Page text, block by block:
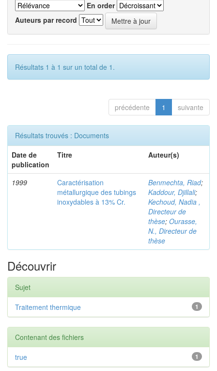
En order
Auteurs par record
Résultats 1 à 1 sur un total de 1.
précédente 1 suivante
Résultats trouvés : Documents
Date de
publication
Titre Auteur(s)
1999
Caractérisation
métallurgique des tubings
inoxydables à 13% Cr.
Benmechta, Riad;
Kaddour, Djillali;
Kechoud, Nadia ,
Directeur de
thèse; Ourasse,
N., Directeur de
thèse
Découvrir
Sujet
1
Traitement thermique
Contenant des fichiers
1
true